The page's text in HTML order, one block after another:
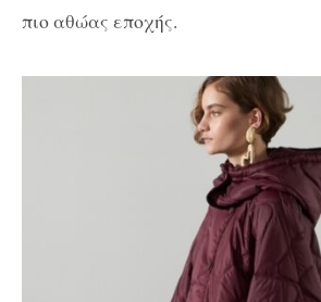
πιο αθώας εποχής.